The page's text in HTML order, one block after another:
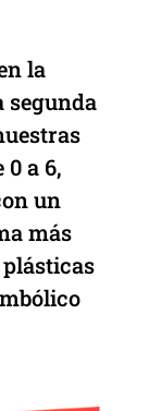
la
segunda
0 a 6,
un
más